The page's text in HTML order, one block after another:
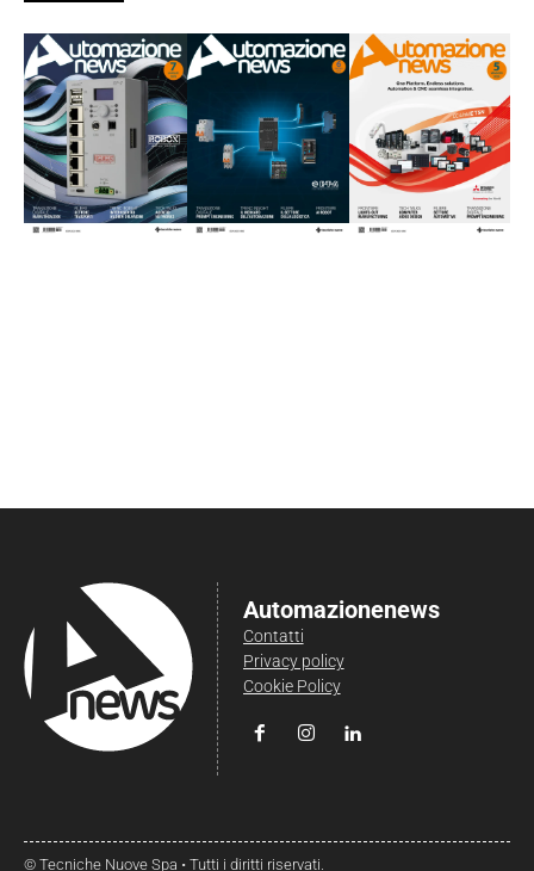
Automazionenews
Contatti
Privacy policy
Cookie Policy
© Tecniche Nuove Spa • Tutti i diritti riservati.